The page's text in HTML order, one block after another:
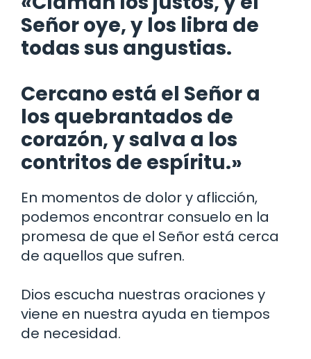
Señor oye, y los libra de
todas sus angustias.
Cercano está el Señor a
los quebrantados de
corazón, y salva a los
contritos de espíritu.»
En momentos de dolor y aflicción,
podemos encontrar consuelo en la
promesa de que el Señor está cerca
de aquellos que sufren.
Dios escucha nuestras oraciones y
viene en nuestra ayuda en tiempos
de necesidad.